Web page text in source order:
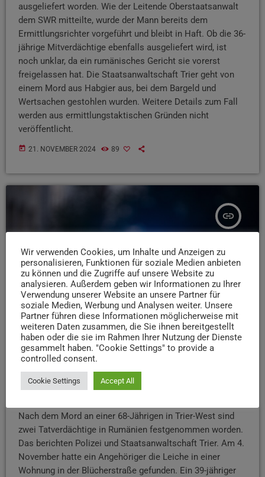
ausgeliefert worden. Wie der Leitende Oberstaatsanwalt
dem SWR mitteilte, wurde der Mann bereits dem
Ermittlungsrichter vorgeführt und bleibt in Haft. Ob die 36-
jährige Mitverdächtige ebenfalls ausgeliefert wird, ist
noch unklar, da ein rumänisches Gericht sie vorerst
freigelassen hat. Die Staatsanwaltschaft Trier geht von
einem Mord aus Habgier aus, bei dem Bargeld und
Wertsachen gestohlen wurden. Weitere Details zum Fall
werden aus ermittlungstaktischen Gründen nicht
veröffentlicht.
today 21. NOVEMBER 2024 89
insert_link
Nach dem Fund einer Leiche in Trier-West:
Nach dem Mord an einer 68-Jährigen in Trier-West sind
zwei Tatverdächtige in Rumänien festgenommen worden.
Das berichten Polizei und Staatsanwaltschaft Trier. Am 4.
November hatte ein Angehöriger die Leiche in einer
Wohnung in der Blücherstraße gefunden. Ein 39-jähriger
Wir verwenden Cookies, um Inhalte und Anzeigen zu
personalisieren, Funktionen für soziale Medien anbieten
zu können und die Zugriffe auf unsere Website zu
analysieren. Außerdem geben wir Informationen zu Ihrer
Verwendung unserer Website an unsere Partner für
soziale Medien, Werbung und Analysen weiter. Unsere
Partner führen diese Informationen möglicherweise mit
weiteren Daten zusammen, die Sie ihnen bereitgestellt
haben oder die sie im Rahmen Ihrer Nutzung der Dienste
gesammelt haben. "Cookie Settings" to provide a
controlled consent.
Cookie Settings Accept All